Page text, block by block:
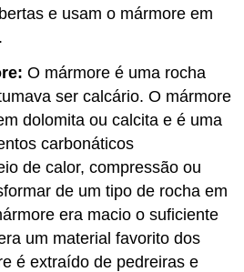
e usam o mármore em
O mármore é uma rocha
ser calcário. O mármore
dolomita ou calcita e é uma
carbonáticos
de calor, compressão ou
de um tipo de rocha em
era macio o suficiente
um material favorito dos
é extraído de pedreiras e